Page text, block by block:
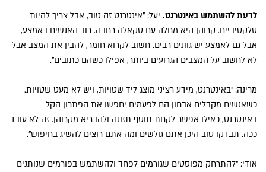
לדעת להשתמש באינטרנט. יעל: "אינטרנט זה טוב, אבל צריך להיות
סלקטיביים. קרוהן היא מחלה עם סקאלה רחבה. רוב האנשים באמצע,
אבל גם לאמצע יש גוונים רבים. חשוב לקרוא חומר, להבין את המצב אבל
לא לחשוב על המצבים הגרועים ביותר, אפילו כשהם כתובים".
מרינה: "באינטרנט, מידע רציני מוצג ליד שטויות, ויש לא מעט שטויות.
כשאנשים מקבלים אבחון הם לפעמים יחפשו את הפתרון הקל
באינטרנט, כאילו אפשר לקחת תוסף תזונה ולהבריא מקרוהן. זה לא עובד
ככה. תבדקו טוב היכן אתם גולשים ומה אתם רוצים להשיג בחיפוש".
אודי: "להתרחק מפוסטים שגורמים לפחד ולהשתמש בפורמים שנותנים